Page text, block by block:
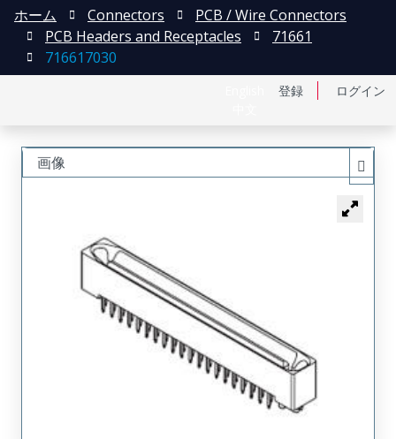
登録 ログイン
ホーム Connectors
PCB / Wire Connectors
PCB Headers and Receptacles
71661
716617030
画像